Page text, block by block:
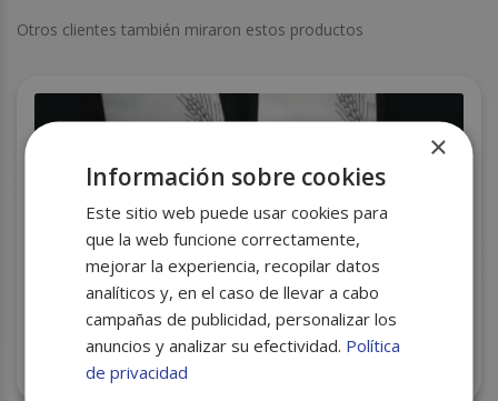
Otros clientes también miraron estos productos
BOLSA PAPEL 18+7X34 BLANCA NEVAPLAST
×
Información sobre cookies
Este sitio web puede usar cookies para
que la web funcione correctamente,
mejorar la experiencia, recopilar datos
analíticos y, en el caso de llevar a cabo
campañas de publicidad, personalizar los
anuncios y analizar su efectividad. Política
de privacidad